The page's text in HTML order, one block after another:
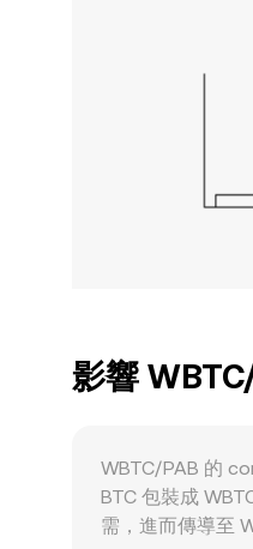
影響
WBTC/PAB 的
BTC 包裝成
需，進而傳導至